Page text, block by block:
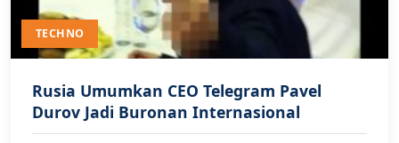
TECHNO
Rusia Umumkan CEO Telegram Pavel
Durov Jadi Buronan Internasional